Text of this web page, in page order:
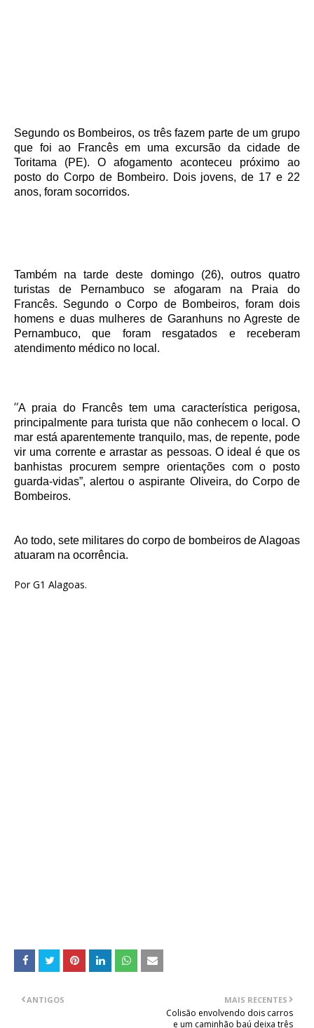
Segundo os Bombeiros, os três fazem parte de um grupo
que foi ao Francês em uma excursão da cidade de
Toritama (PE). O afogamento aconteceu próximo ao
posto do Corpo de Bombeiro. Dois jovens, de 17 e 22
anos, foram socorridos.
Também na tarde deste domingo (26), outros quatro
turistas de Pernambuco se afogaram na Praia do
Francês. Segundo o Corpo de Bombeiros, foram dois
homens e duas mulheres de Garanhuns no Agreste de
Pernambuco, que foram resgatados e receberam
atendimento médico no local.
“A praia do Francês tem uma característica perigosa,
principalmente para turista que não conhecem o local. O
mar está aparentemente tranquilo, mas, de repente, pode
vir uma corrente e arrastar as pessoas. O ideal é que os
banhistas procurem sempre orientações com o posto
guarda-vidas”, alertou o aspirante Oliveira, do Corpo de
Bombeiros.
Ao todo, sete militares do corpo de bombeiros de Alagoas
atuaram na ocorrência.
Por G1 Alagoas.
MAIS RECENTES
Colisão envolvendo dois carros
e um caminhão baú deixa três
ANTIGOS